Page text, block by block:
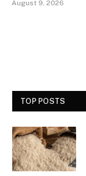
August 9, 2026
TOP POSTS